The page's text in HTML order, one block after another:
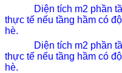
Diện tích m2 phần
thực tế nếu tầng hầm có
hè.
Diện tích m2 phần
thực tế nếu tầng hầm có
hè.